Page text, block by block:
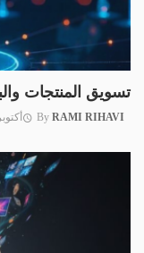
تسويق المنتجات
By RAMI RIHAVI أكتوبر 27, 2025